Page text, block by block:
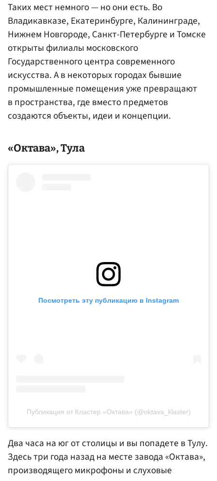
Таких мест немного — но они есть. Во
Владикавказе, Екатеринбурге, Калининграде,
Нижнем Новгороде, Санкт-Петербурге и Томске
открыты филиалы московского
Государственного центра современного
искусства. А в некоторых городах бывшие
промышленные помещения уже превращают
в пространства, где вместо предметов
создаются объекты, идеи и концепции.
«Октава», Тула
Посмотреть эту публикацию в Instagram
Публикация от Кластер «Октава» (@oktava_klaster)
Два часа на юг от столицы и вы попадете в Тулу.
Здесь три года назад на месте завода «Октава»,
производящего микрофоны и слуховые